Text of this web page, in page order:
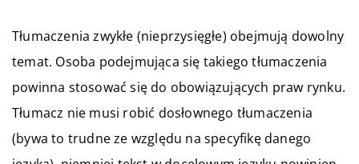
Tłumaczenia zwykłe (nieprzysięgłe) obejmują dowolny
temat. Osoba podejmująca się takiego tłumaczenia
powinna stosować się do obowiązujących praw rynku.
Tłumacz nie musi robić dosłownego tłumaczenia
(bywa to trudne ze względu na specyfikę danego